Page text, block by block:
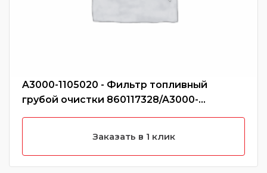
A3000-1105020 - Фильтр топливный
грубой очистки 860117328/A3000-
1105020/CX0712A/860115054/CX0709A
Заказать в 1 клик